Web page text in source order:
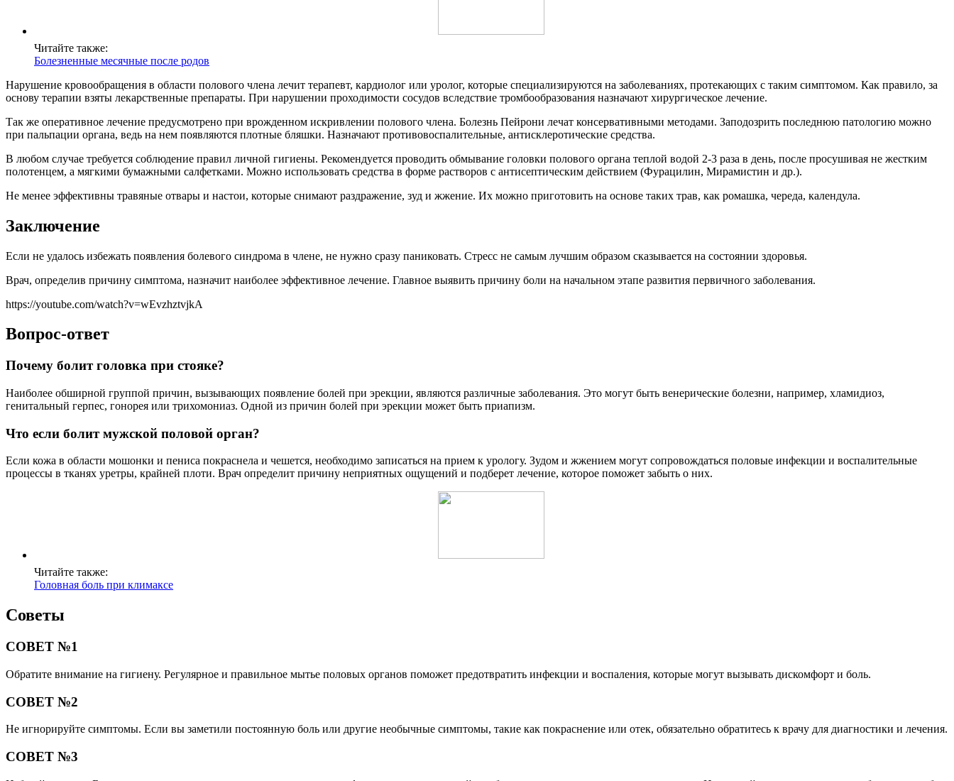
Читайте также:
Болезненные месячные после родов
Нарушение кровообращения в области полового члена лечит терапевт, кардиолог или уролог, которые специализируются на заболеваниях, протекающих с таким симптомом. Как правило, за
основу терапии взяты лекарственные препараты. При нарушении проходимости сосудов вследствие тромбообразования назначают хирургическое лечение.
Так же оперативное лечение предусмотрено при врожденном искривлении полового члена. Болезнь Пейрони лечат консервативными методами. Заподозрить последнюю патологию можно
при пальпации органа, ведь на нем появляются плотные бляшки. Назначают противовоспалительные, антисклеротические средства.
В любом случае требуется соблюдение правил личной гигиены. Рекомендуется проводить обмывание головки полового органа теплой водой 2-3 раза в день, после просушивая не жестким
полотенцем, а мягкими бумажными салфетками. Можно использовать средства в форме растворов с антисептическим действием (Фурацилин, Мирамистин и др.).
Не менее эффективны травяные отвары и настои, которые снимают раздражение, зуд и жжение. Их можно приготовить на основе таких трав, как ромашка, череда, календула.
Заключение
Если не удалось избежать появления болевого синдрома в члене, не нужно сразу паниковать. Стресс не самым лучшим образом сказывается на состоянии здоровья.
Врач, определив причину симптома, назначит наиболее эффективное лечение. Главное выявить причину боли на начальном этапе развития первичного заболевания.
https://youtube.com/watch?v=wEvzhztvjkA
Вопрос-ответ
Почему болит головка при стояке?
Наиболее обширной группой причин, вызывающих появление болей при эрекции, являются различные заболевания. Это могут быть венерические болезни, например, хламидиоз,
генитальный герпес, гонорея или трихомониаз. Одной из причин болей при эрекции может быть приапизм.
Что если болит мужской половой орган?
Если кожа в области мошонки и пениса покраснела и чешется, необходимо записаться на прием к урологу. Зудом и жжением могут сопровождаться половые инфекции и воспалительные
процессы в тканях уретры, крайней плоти. Врач определит причину неприятных ощущений и подберет лечение, которое поможет забыть о них.
Читайте также:
Головная боль при климаксе
Советы
СОВЕТ №1
Обратите внимание на гигиену. Регулярное и правильное мытье половых органов поможет предотвратить инфекции и воспаления, которые могут вызывать дискомфорт и боль.
СОВЕТ №2
Не игнорируйте симптомы. Если вы заметили постоянную боль или другие необычные симптомы, такие как покраснение или отек, обязательно обратитесь к врачу для диагностики и лечения.
СОВЕТ №3